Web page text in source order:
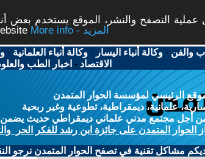
التصفح والنشر، الموقع يستخدم بعض
More info - المزيد
والفن -وكالة أنباء اليسار -وكالة أنباء العلمانية -
الاقتصاد - اخبار الطب
الرئيسي لمؤسسة الحوار المتمدن
علمانية، ديمقراطية، تطوعية وغير ربحية
أجل مجتمع مدني علماني ديمقراطي حديث يضمن
الحوار المتمدن على جائزة ابن رشد للفكر الحر
مشاكل تقنية في تصفح الحوار المتمدن نرجو